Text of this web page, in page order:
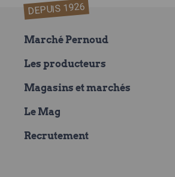
DEPUIS 1926
Marché Pernoud
Les producteurs
Magasins et marchés
Le Mag
Recrutement